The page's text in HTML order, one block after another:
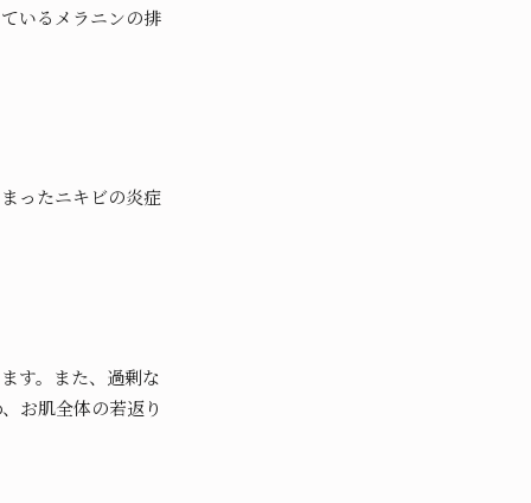
いるメラニンの排
ったニキビの炎症
す。また、過剰な
お肌全体の若返り